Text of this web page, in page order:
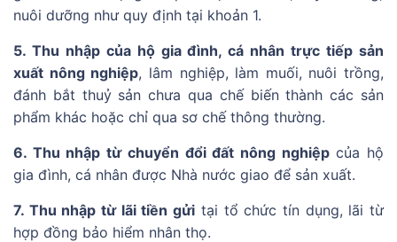
nuôi dưỡng như quy định tại khoản 1.
5. Thu nhập của hộ gia đình, cá nhân trực tiếp sản
xuất nông nghiệp, lâm nghiệp, làm muối, nuôi trồng,
đánh bắt thuỷ sản chưa qua chế biến thành các sản
phẩm khác hoặc chỉ qua sơ chế thông thường.
6. Thu nhập từ chuyển đổi đất nông nghiệpcủa hộ
gia đình, cá nhân được Nhà nước giao để sản xuất.
7. Thu nhập từ lãi tiền gửi tại tổ chức tín dụng, lãi từ
hợp đồng bảo hiểm nhân thọ.